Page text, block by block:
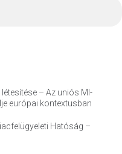
– Az uniós MI-
európai kontextusban
Hatóság –